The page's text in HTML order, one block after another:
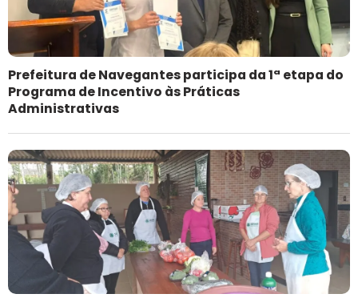
Prefeitura de Navegantes participa da 1ª etapa do
Programa de Incentivo às Práticas
Administrativas